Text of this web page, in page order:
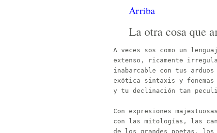
Arriba
La otra cosa que
A veces sos como un
extenso, ricamente
inabarcable con tus arduos
exótica sintaxis y fonemas
y tu declinación tan
Con expresiones
con las mitologías, las
de los grandes poetas, los